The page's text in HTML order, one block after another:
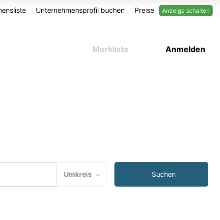
Anzeige schalten
Unternehmensprofil buchen Preise
Anmelden
Merkliste
Umkreis Suchen